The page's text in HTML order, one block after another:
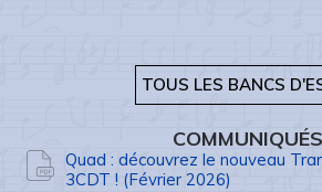
TOUS LES BANCS
COMMUNIQUÉS
Quad : découvrez le nouveau
3CDT ! (Février 2026)